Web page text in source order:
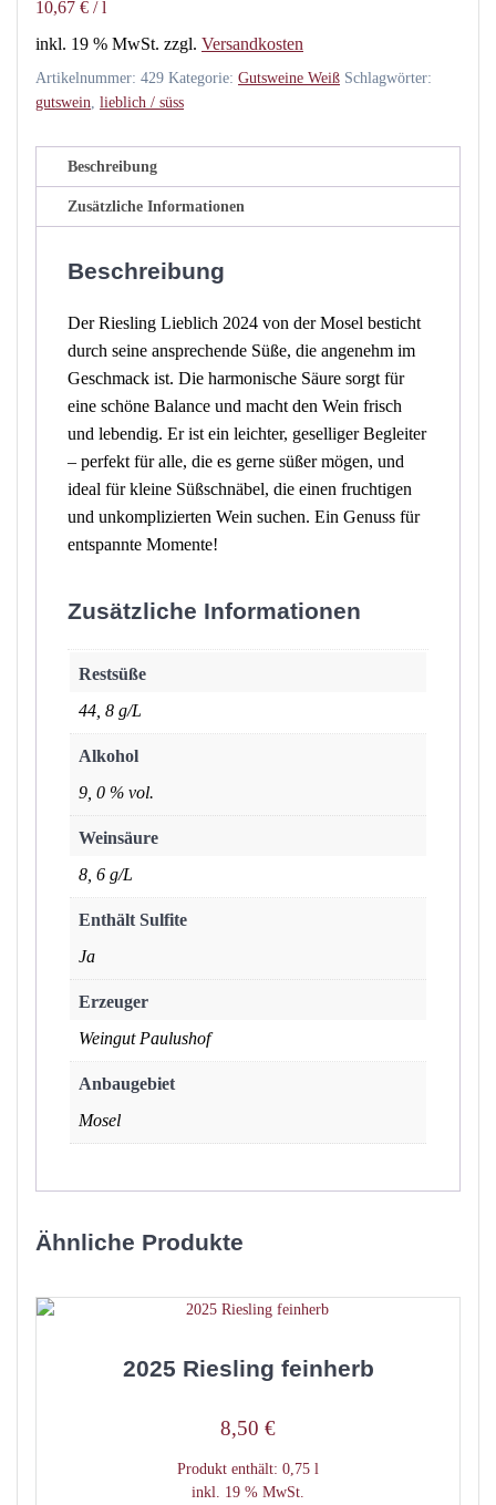
10,67 € /l
inkl. 19 % MwSt. zzgl. Versandkosten
Artikelnummer: 429 Kategorie: Gutsweine Weiß Schlagwörter:
gutswein lieblich / süss
Beschreibung
Zusätzliche Informationen
Beschreibung
Der Riesling Lieblich 2024 von der Mosel besticht
durch seine ansprechende Süße, die angenehm im
Geschmack ist. Die harmonische Säure sorgt für
eine schöne Balance und macht den Wein frisch
und lebendig. Er ist ein leichter, geselliger Begleiter
– perfekt für alle, die es gerne süßer mögen, und
ideal für kleine Süßschnäbel, die einen fruchtigen
und unkomplizierten Wein suchen. Ein Genuss für
entspannte Momente!
Zusätzliche Informationen
Restsüße
44, 8 g/L
Alkohol
9, 0 % vol.
Weinsäure
8, 6 g/L
Enthält Sulfite
Ja
Erzeuger
Weingut Paulushof
Anbaugebiet
Mosel
Ähnliche Produkte
2025 Riesling feinherb
8,50 €
Produkt enthält: 0,75 l
inkl. 19 % MwSt.